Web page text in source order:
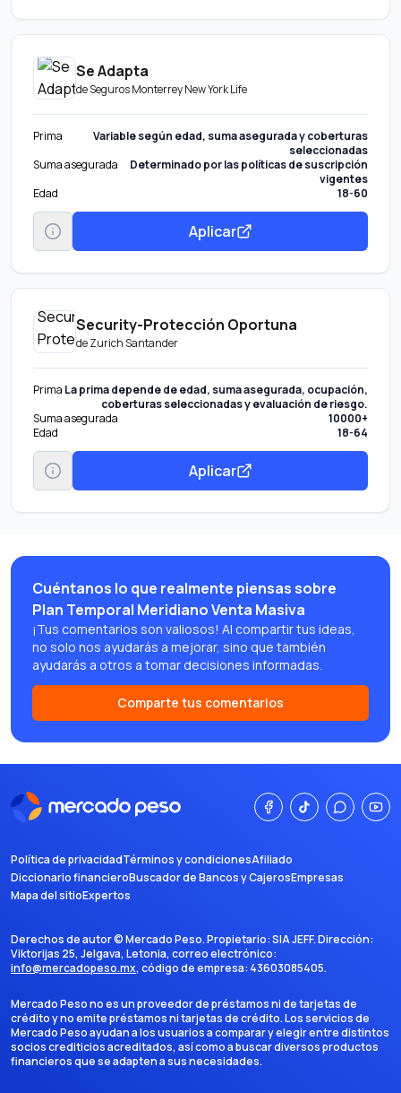
Se Adapta
deSeguros Monterrey New York Life
Prima
Variable según edad, suma asegurada y coberturas
seleccionadas
Suma asegurada
Determinado por las políticas de suscripción
vigentes
Edad
18-60
Aplicar
Security-Protección Oportuna
deZurich Santander
Prima La prima depende de edad, suma asegurada, ocupación,
coberturas seleccionadas y evaluación de riesgo.
Suma asegurada
10000+
Edad
18-64
Aplicar
Cuéntanos lo que realmente piensas sobre
Plan Temporal Meridiano Venta Masiva
¡Tus comentarios son valiosos! Al compartir tus ideas,
no solo nos ayudarás a mejorar, sino que también
ayudarás a otros a tomar decisiones informadas.
Comparte tus comentarios
Política de privacidadTérminos y condicionesAfiliado
Diccionario financieroBuscador de Bancos y CajerosEmpresas
Mapa del sitioExpertos
Derechos de autor ©Mercado Peso. Propietario:SIA JEFF. Dirección:
Viktorijas 25, Jelgava, Letonia, correo electrónico:
info@mercadopeso.mx, código de empresa: 43603085405.
Mercado Peso no es un proveedor de préstamos ni de tarjetas de
crédito y no emite préstamos ni tarjetas de crédito. Los servicios de
Mercado Peso ayudan a los usuarios a comparar y elegir entre distintos
socios crediticios acreditados, así como a buscar diversos productos
financieros que se adapten a sus necesidades.